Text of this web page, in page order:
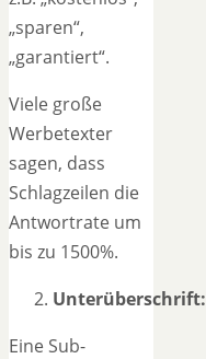
„sparen“,
„garantiert“.
Viele große
Werbetexter
sagen, dass
Schlagzeilen die
Antwortrate um
bis zu 1500%.
Unterüberschrift:
Eine Sub-